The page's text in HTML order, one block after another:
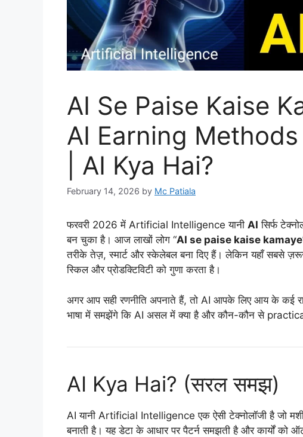
AI Se Paise Kaise
AI Earning
| AI Kya Hai?
February 14, 2026 by Mc Patiala
फरवरी 2026 में Artificial Intelligence यानी AI सिर्फ
बन चुका है। आज लाखों लोग “AI se paise kaise kamaye
तरीके तेज़, स्मार्ट और स्केलेबल बना दिए हैं। लेकिन यहाँ सबसे
स्किल और प्रोडक्टिविटी को गुणा करता है।
अगर आप सही रणनीति अपनाते हैं, तो AI आपके लिए आय के कई
भाषा में समझेंगे कि AI असल में क्या है और कौन-कौन से
AI Kya Hai? (सरल समझ)
AI यानी Artificial Intelligence एक ऐसी टेक्नोलॉजी है जो
बनाती है। यह डेटा के आधार पर पैटर्न समझती है और कार्यों को